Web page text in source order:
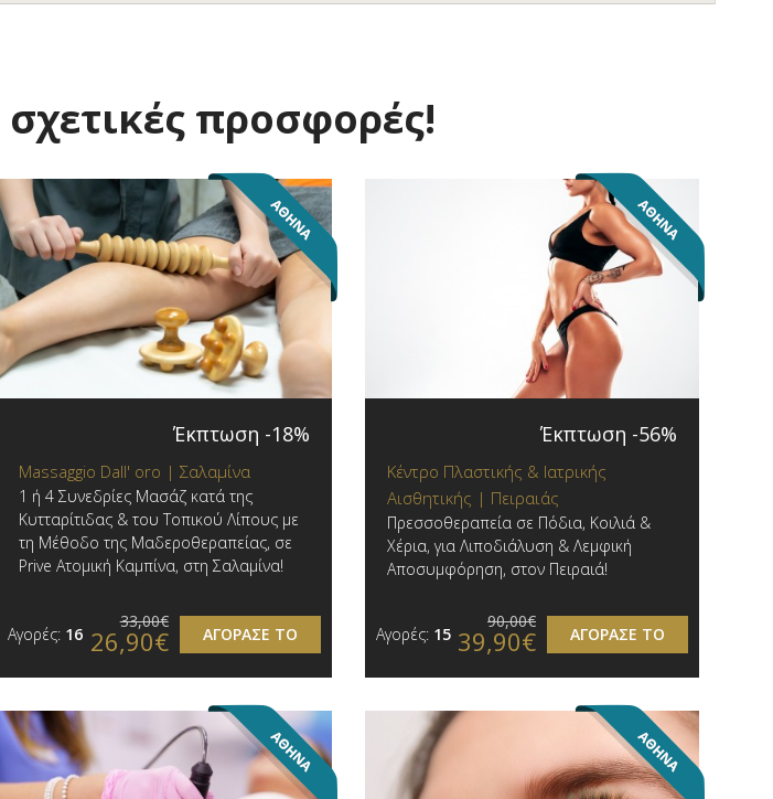
σχετικές προσφορές!
Έκπτωση -18%
Massaggio Dall' oro | Σαλαμίνα
1 ή 4 Συνεδρίες Μασάζ κατά της
Κυτταρίτιδας & του Τοπικού Λίπους με
τη Μέθοδο της Μαδεροθεραπείας, σε
Prive Ατομική Καμπίνα, στη Σαλαμίνα!
Αγορές: 16 ΑΓΟΡΑΣΕ ΤΟ
33,00€
26,90€
Έκπτωση -56%
Κέντρο Πλαστικής & Ιατρικής
Αισθητικής | Πειραιάς
Πρεσσοθεραπεία σε Πόδια, Κοιλιά &
Χέρια, για Λιποδιάλυση & Λεμφική
Αποσυμφόρηση, στον Πειραιά!
Αγορές: 15 ΑΓΟΡΑΣΕ ΤΟ
90,00€
39,90€